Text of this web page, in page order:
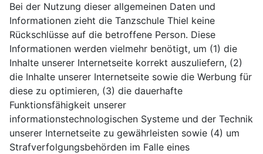
Bei der Nutzung dieser allgemeinen Daten und
Informationen zieht die Tanzschule Thiel keine
Rückschlüsse auf die betroffene Person. Diese
Informationen werden vielmehr benötigt, um (1) die
Inhalte unserer Internetseite korrekt auszuliefern, (2)
die Inhalte unserer Internetseite sowie die Werbung für
diese zu optimieren, (3) die dauerhafte
Funktionsfähigkeit unserer
informationstechnologischen Systeme und der Technik
unserer Internetseite zu gewährleisten sowie (4) um
Strafverfolgungsbehörden im Falle eines